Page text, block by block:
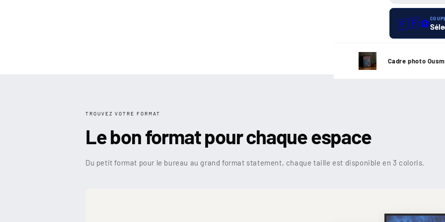
🇫🇷⚽
Cadre photo
TROUVEZ VOTRE FORMAT
Le bon format pour chaque espace
Du petit format pour le bureau au grand format statement, chaque taille est disponible en 3 coloris.